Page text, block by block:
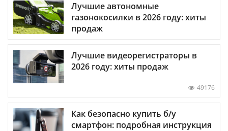
Лучшие автономные
газонокосилки в 2026 году: хиты
продаж
Лучшие видеорегистраторы в
2026 году: хиты продаж
49176
Как безопасно купить б/у
смартфон: подробная инструкция